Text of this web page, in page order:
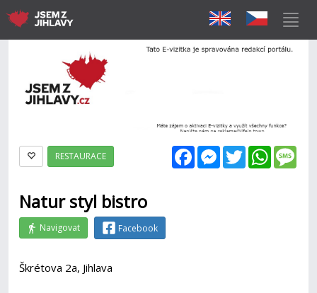
FacebookMessenger
Twitter
RESTAURACE
Natur styl bistro
Navigovat Facebook
Škrétova 2a, Jihlava